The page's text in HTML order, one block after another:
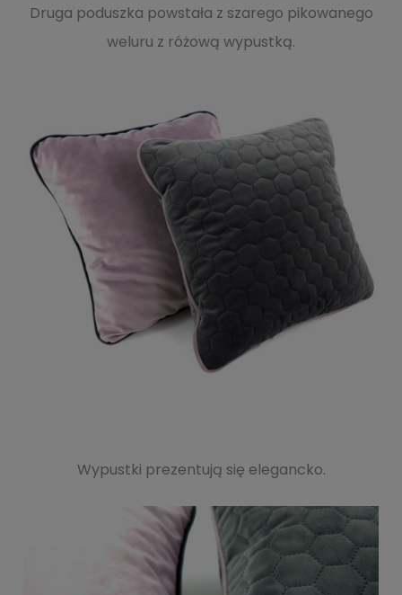
Druga poduszka powstała z szarego pikowanego
weluru z różową wypustką.
Wypustki prezentują się elegancko.